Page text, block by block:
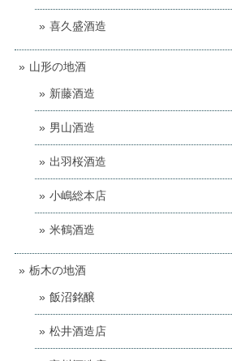
喜久盛酒造
山形の地酒
新藤酒造
男山酒造
出羽桜酒造
小嶋総本店
米鶴酒造
栃木の地酒
飯沼銘醸
松井酒造店